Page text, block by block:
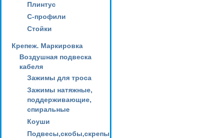
Плинтус
С-профили
Стойки
Крепеж. Маркировка
Воздушная подвеска
кабеля
Зажимы для троса
Зажимы натяжные,
поддерживающие,
спиральные
Коуши
Подвесы,скобы,скрепы